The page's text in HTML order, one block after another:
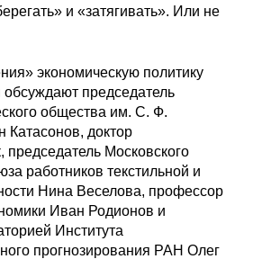
семинар
французский семинар
регионы
и «затягивать». Или не
экономическую политику
обсуждают председатель
общества им. С. Ф.
доктор
председатель Московского
работников текстильной и
Нина Веселова, профессор
Иван Родионов и
Института
прогнозирования РАН Олег